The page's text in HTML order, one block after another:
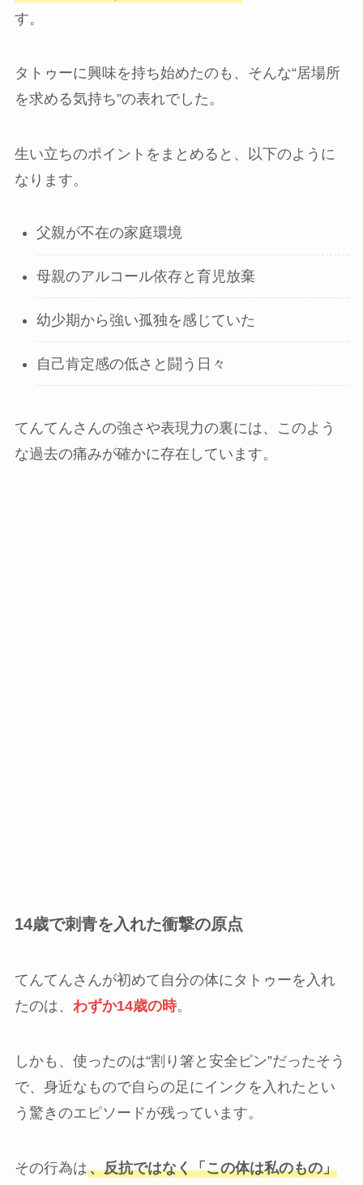
す。
タトゥーに興味を持ち始めたのも、そんな“居場所
を求める気持ち”の表れでした。
生い立ちのポイントをまとめると、以下のように
なります。
父親が不在の家庭環境
母親のアルコール依存と育児放棄
幼少期から強い孤独を感じていた
自己肯定感の低さと闘う日々
てんてんさんの強さや表現力の裏には、このよう
な過去の痛みが確かに存在しています。
14歳で刺青を入れた衝撃の原点
てんてんさんが初めて自分の体にタトゥーを入れ
たのは、 わずか14歳の時。
しかも、使ったのは“割り箸と安全ピン”だったそう
で、身近なもので自らの足にインクを入れたとい
う驚きのエピソードが残っています。
その行為は、反抗ではなく「この体は私のもの」